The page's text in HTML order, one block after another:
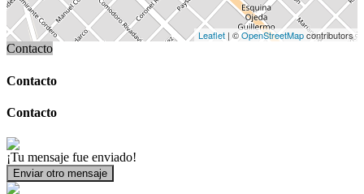
Leaflet | ©OpenStreetMapcontributors
Contacto
Contacto
Contacto
¡Tu mensaje fue enviado!
Enviar otro mensaje